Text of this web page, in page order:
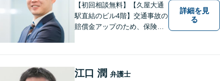
【初回相談無料】【久屋大通
駅直結のビル4階】交通事故の
賠償金アップのため、保険会
営判断ができるよう、法的側
詳細を見
る
江口 潤 弁護士